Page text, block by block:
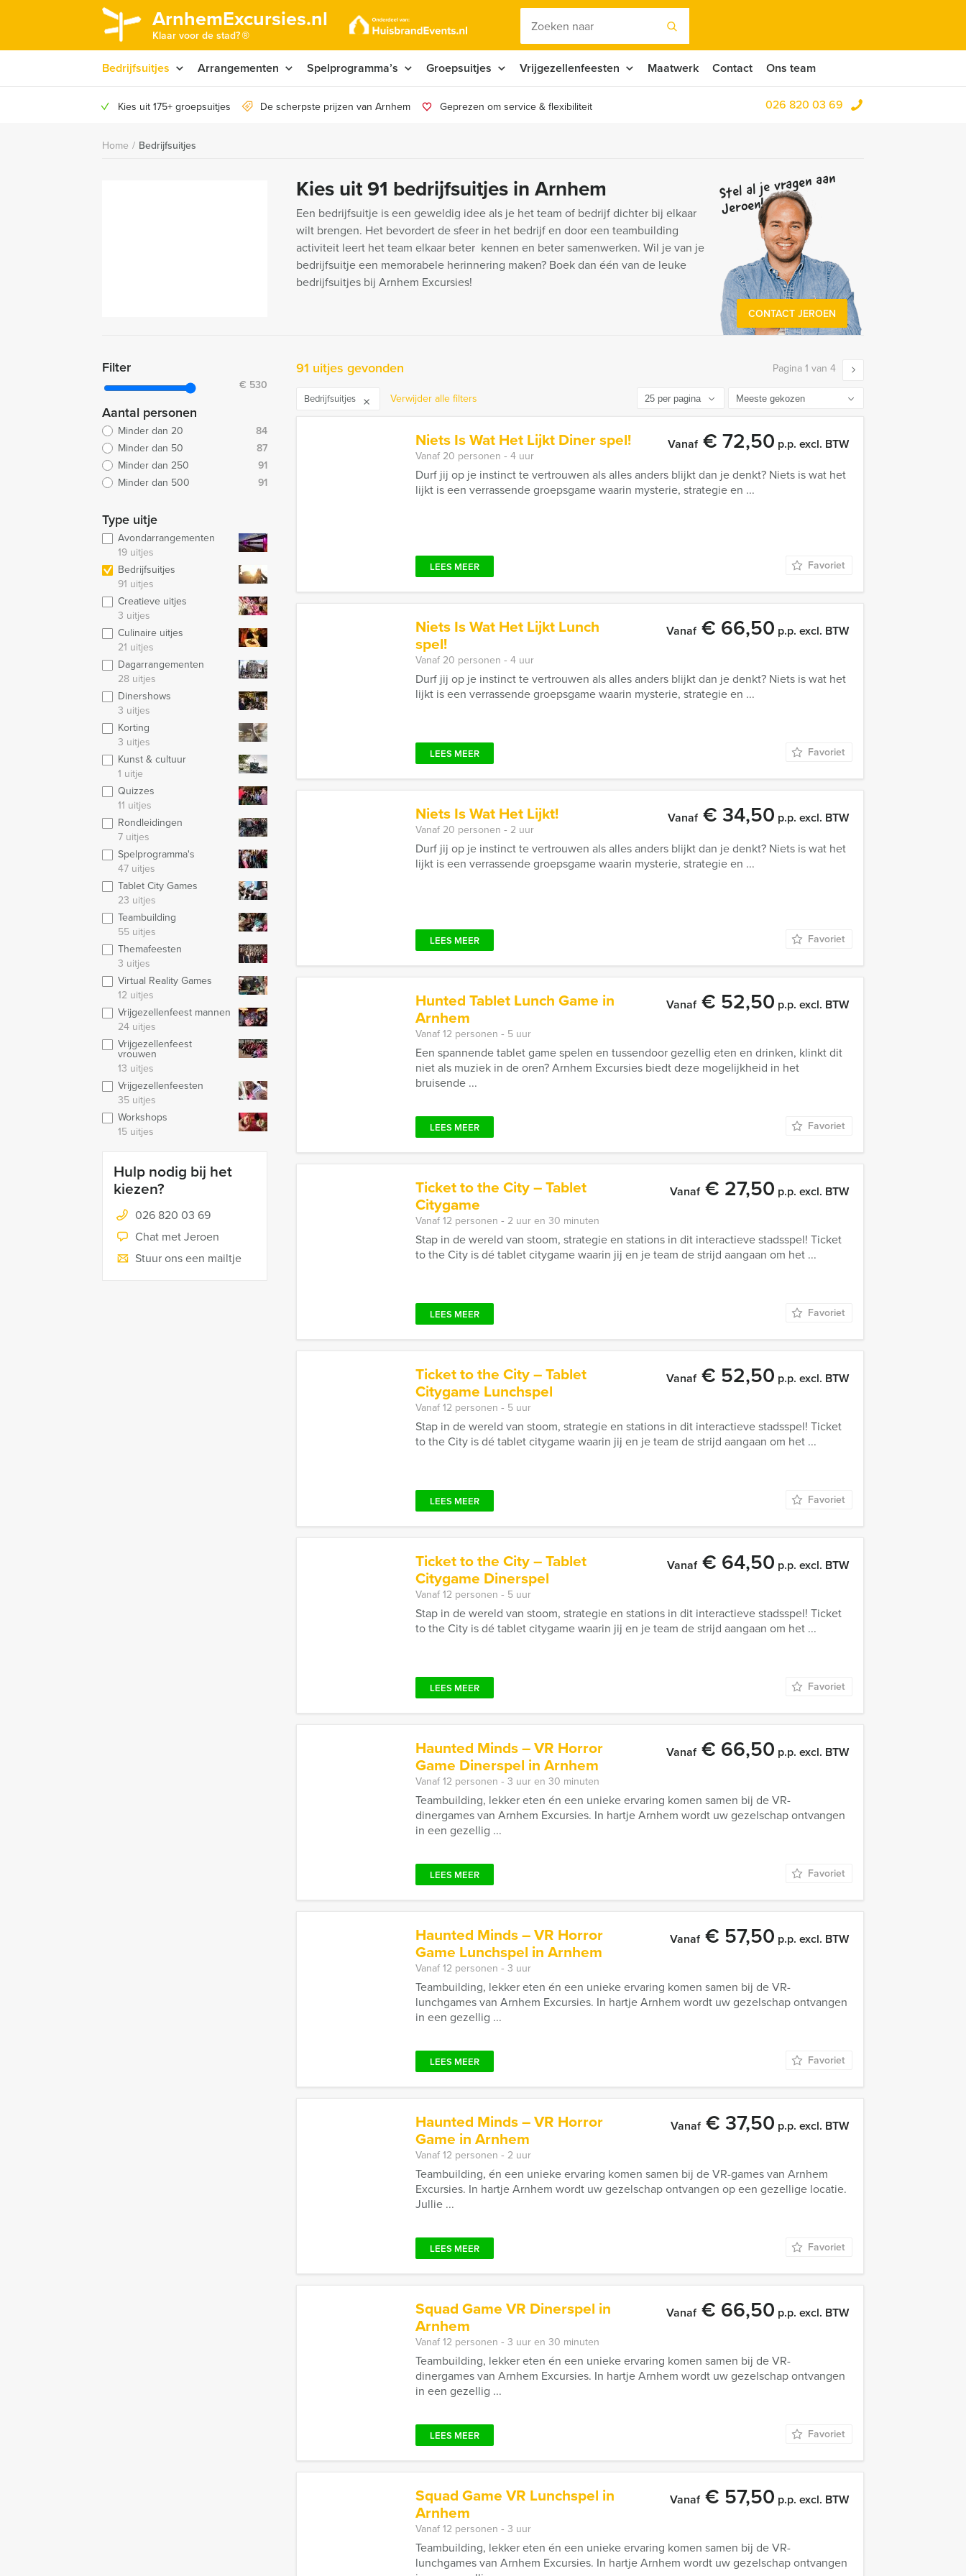
ArnhemExcursies.nl
Klaar voor de stad?®
Bedrijfsuitjes Arrangementen Spelprogramma’s Groepsuitjes Vrijgezellenfeesten Maatwerk Contact Ons team
Kies uit 175+ groepsuitjes De scherpste prijzen van Arnhem Geprezen om service & flexibiliteit 026 820 03 69
Home / Bedrijfsuitjes
Kies uit 91 bedrijfsuitjes in Arnhem
Een bedrijfsuitje is een geweldig idee als je het team of bedrijf dichter bij elkaar
wilt brengen. Het bevordert de sfeer in het bedrijf en door een teambuilding
activiteit leert het team elkaar beter kennen en beter samenwerken. Wil je van je
bedrijfsuitje een memorabele herinnering maken? Boek dan één van de leuke
bedrijfsuitjes bij Arnhem Excursies!
Stel al je vragen aan
Jeroen!
CONTACT JEROEN
Filter
€ 530
Aantal personen
Minder dan 20
84
Minder dan 50
87
Minder dan 250
91
Minder dan 500
91
Type uitje
Avondarrangementen
19 uitjes
Bedrijfsuitjes
91 uitjes
Creatieve uitjes
3 uitjes
Culinaire uitjes
21 uitjes
Dagarrangementen
28 uitjes
Dinershows
3 uitjes
Korting
3 uitjes
Kunst & cultuur
1 uitje
Quizzes
11 uitjes
Rondleidingen
7 uitjes
Spelprogramma's
47 uitjes
Tablet City Games
23 uitjes
Teambuilding
55 uitjes
Themafeesten
3 uitjes
Virtual Reality Games
12 uitjes
Vrijgezellenfeest mannen
24 uitjes
Vrijgezellenfeest
vrouwen
13 uitjes
Vrijgezellenfeesten
35 uitjes
Workshops
15 uitjes
Hulp nodig bij het
kiezen?
026 820 03 69
Chat met Jeroen
Stuur ons een mailtje
91 uitjes gevonden Pagina 1 van 4
Bedrijfsuitjes Verwijder alle filters
Niets Is Wat Het Lijkt Diner spel! Vanaf€ 72,50 p.p. excl. BTW
Vanaf 20 personen ‐ 4 uur
Durf jij op je instinct te vertrouwen als alles anders blijkt dan je denkt? Niets is wat het
lijkt is een verrassende groepsgame waarin mysterie, strategie en ...
LEES MEER Favoriet
Niets Is Wat Het Lijkt Lunch
spel!
Vanaf€ 66,50 p.p. excl. BTW
Vanaf 20 personen ‐ 4 uur
Durf jij op je instinct te vertrouwen als alles anders blijkt dan je denkt? Niets is wat het
lijkt is een verrassende groepsgame waarin mysterie, strategie en ...
LEES MEER Favoriet
Niets Is Wat Het Lijkt! Vanaf€ 34,50 p.p. excl. BTW
Vanaf 20 personen ‐ 2 uur
Durf jij op je instinct te vertrouwen als alles anders blijkt dan je denkt? Niets is wat het
lijkt is een verrassende groepsgame waarin mysterie, strategie en ...
LEES MEER Favoriet
Hunted Tablet Lunch Game in
Arnhem
Vanaf€ 52,50 p.p. excl. BTW
Vanaf 12 personen ‐ 5 uur
Een spannende tablet game spelen en tussendoor gezellig eten en drinken, klinkt dit
niet als muziek in de oren? Arnhem Excursies biedt deze mogelijkheid in het
bruisende ...
LEES MEER Favoriet
Ticket to the City – Tablet
Citygame
Vanaf€ 27,50 p.p. excl. BTW
Vanaf 12 personen ‐ 2 uur en 30 minuten
Stap in de wereld van stoom, strategie en stations in dit interactieve stadsspel! Ticket
to the City is dé tablet citygame waarin jij en je team de strijd aangaan om het ...
LEES MEER Favoriet
Ticket to the City – Tablet
Citygame Lunchspel
Vanaf€ 52,50 p.p. excl. BTW
Vanaf 12 personen ‐ 5 uur
Stap in de wereld van stoom, strategie en stations in dit interactieve stadsspel! Ticket
to the City is dé tablet citygame waarin jij en je team de strijd aangaan om het ...
LEES MEER Favoriet
Ticket to the City – Tablet
Citygame Dinerspel
Vanaf€ 64,50 p.p. excl. BTW
Vanaf 12 personen ‐ 5 uur
Stap in de wereld van stoom, strategie en stations in dit interactieve stadsspel! Ticket
to the City is dé tablet citygame waarin jij en je team de strijd aangaan om het ...
LEES MEER Favoriet
Haunted Minds – VR Horror
Game Dinerspel in Arnhem
Vanaf€ 66,50 p.p. excl. BTW
Vanaf 12 personen ‐ 3 uur en 30 minuten
Teambuilding, lekker eten én een unieke ervaring komen samen bij de VR-
dinergames van Arnhem Excursies. In hartje Arnhem wordt uw gezelschap ontvangen
in een gezellig ...
LEES MEER Favoriet
Haunted Minds – VR Horror
Game Lunchspel in Arnhem
Vanaf€ 57,50 p.p. excl. BTW
Vanaf 12 personen ‐ 3 uur
Teambuilding, lekker eten én een unieke ervaring komen samen bij de VR-
lunchgames van Arnhem Excursies. In hartje Arnhem wordt uw gezelschap ontvangen
in een gezellig ...
LEES MEER Favoriet
Haunted Minds – VR Horror
Game in Arnhem
Vanaf€ 37,50 p.p. excl. BTW
Vanaf 12 personen ‐ 2 uur
Teambuilding, én een unieke ervaring komen samen bij de VR-games van Arnhem
Excursies. In hartje Arnhem wordt uw gezelschap ontvangen op een gezellige locatie.
Jullie ...
LEES MEER Favoriet
Squad Game VR Dinerspel in
Arnhem
Vanaf€ 66,50 p.p. excl. BTW
Vanaf 12 personen ‐ 3 uur en 30 minuten
Teambuilding, lekker eten én een unieke ervaring komen samen bij de VR-
dinergames van Arnhem Excursies. In hartje Arnhem wordt uw gezelschap ontvangen
in een gezellig ...
LEES MEER Favoriet
Squad Game VR Lunchspel in
Arnhem
Vanaf€ 57,50 p.p. excl. BTW
Vanaf 12 personen ‐ 3 uur
Teambuilding, lekker eten én een unieke ervaring komen samen bij de VR-
lunchgames van Arnhem Excursies. In hartje Arnhem wordt uw gezelschap ontvangen